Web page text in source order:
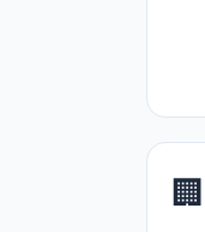
🏢